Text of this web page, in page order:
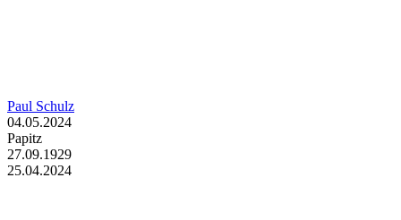
Paul Schulz
04.05.2024
Papitz
27.09.1929
25.04.2024